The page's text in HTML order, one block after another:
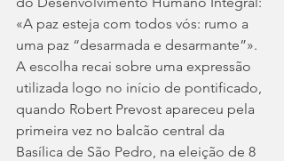
«A paz esteja com todos vós: rumo a
uma paz “desarmada e desarmante”».
A escolha recai sobre uma expressão
utilizada logo no início de pontificado,
quando Robert Prevost apareceu pela
primeira vez no balcão central da
Basílica de São Pedro, na eleição de 8